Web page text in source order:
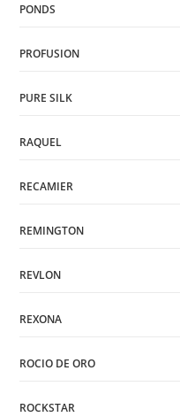
PONDS
PROFUSION
PURE SILK
RAQUEL
RECAMIER
REMINGTON
REVLON
REXONA
ROCIO DE ORO
ROCKSTAR